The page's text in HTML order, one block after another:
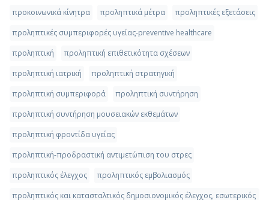
προκοινωνικά κίνητρα
προληπτικά μέτρα
προληπτικές εξετάσεις
προληπτικές συμπεριφορές υγείας-preventive healthcare
προληπτική
προληπτική επιθετικότητα σχέσεων
προληπτική ιατρική
προληπτική στρατηγική
προληπτική συμπεριφορά
προληπτική συντήρηση
προληπτική συντήρηση μουσειακών εκθεμάτων
προληπτική φροντίδα υγείας
προληπτική-προδραστική αντιμετώπιση του στρες
προληπτικός έλεγχος
προληπτικός εμβολιασμός
προληπτικός και κατασταλτικός δημοσιονομικός έλεγχος, εσωτερικός